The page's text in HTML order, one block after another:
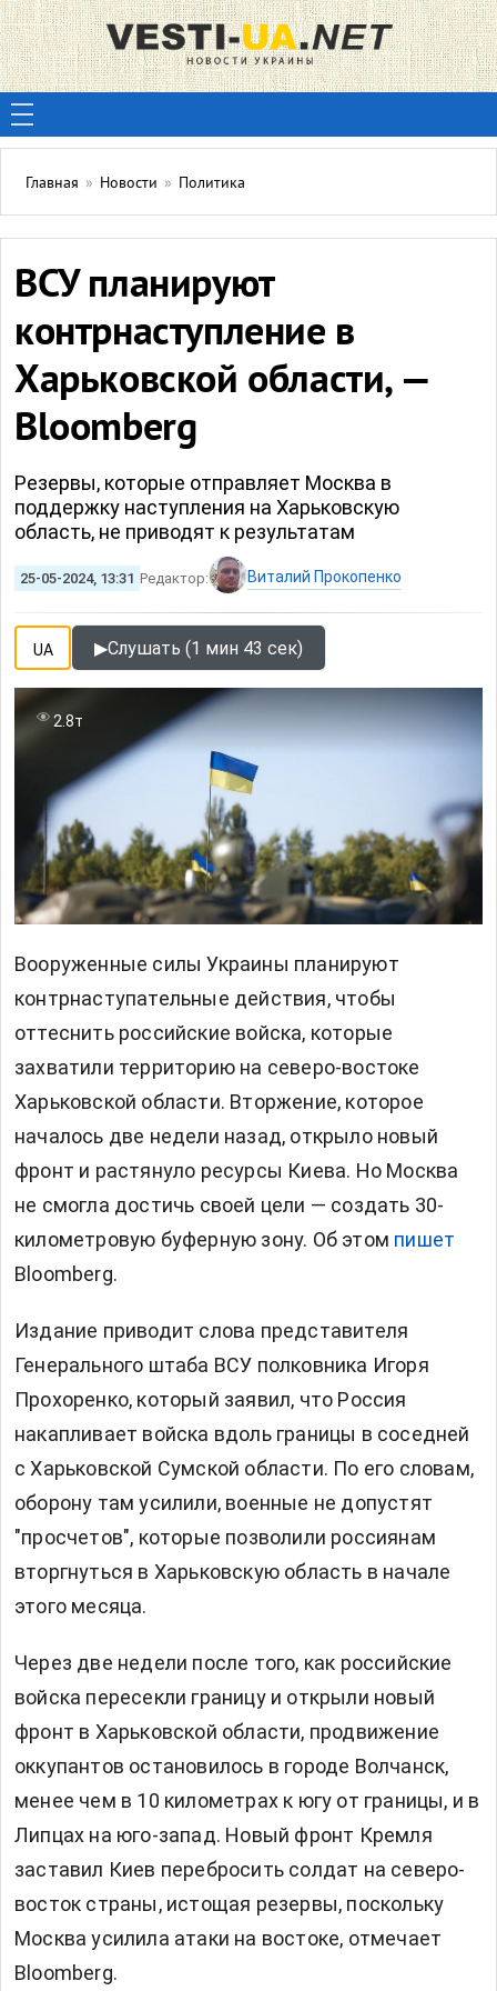
Главная » Новости » Политика
ВСУ планируют
контрнаступление в
Харьковской области, —
Bloomberg
Резервы, которые отправляет Москва в
поддержку наступления на Харьковскую
область, не приводят к результатам
25-05-2024, 13:31 Редактор: Виталий Прокопенко
UA ▶Слушать (1 мин 43 сек)
2.8т
Вооруженные силы Украины планируют
контрнаступательные действия, чтобы
оттеснить российские войска, которые
захватили территорию на северо-востоке
Харьковской области. Вторжение, которое
началось две недели назад, открыло новый
фронт и растянуло ресурсы Киева. Но Москва
не смогла достичь своей цели — создать 30-
километровую буферную зону. Об этом пишет
Bloomberg.
Издание приводит слова представителя
Генерального штаба ВСУ полковника Игоря
Прохоренко, который заявил, что Россия
накапливает войска вдоль границы в соседней
с Харьковской Сумской области. По его словам,
оборону там усилили, военные не допустят
"просчетов", которые позволили россиянам
вторгнуться в Харьковскую область в начале
этого месяца.
Через две недели после того, как российские
войска пересекли границу и открыли новый
фронт в Харьковской области, продвижение
оккупантов остановилось в городе Волчанск,
менее чем в 10 километрах к югу от границы, и в
Липцах на юго-запад. Новый фронт Кремля
заставил Киев перебросить солдат на северо-
восток страны, истощая резервы, поскольку
Москва усилила атаки на востоке, отмечает
Bloomberg.